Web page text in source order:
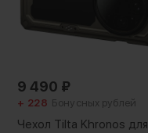
9 490 ₽
+ 228 Бонусных рублей
Чехол Tilta Khronos для